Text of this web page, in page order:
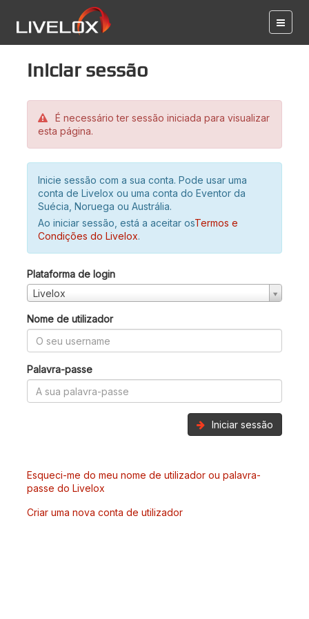
Iniciar sessão
É necessário ter sessão iniciada para visualizar
esta página.
Inicie sessão com a sua conta. Pode usar uma
conta de Livelox ou uma conta do Eventor da
Suécia, Noruega ou Austrália.
Ao iniciar sessão, está a aceitar osTermos e
Condições do Livelox.
Plataforma de login
Livelox
Nome de utilizador
Palavra-passe
Iniciar sessão
Esqueci-me do meu nome de utilizador ou palavra-
passe do Livelox
Criar uma nova conta de utilizador